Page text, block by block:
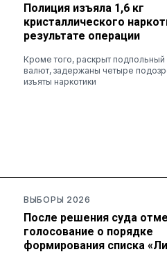
Полиция изъяла 1,6 кг
кристаллического
результате операции
Кроме того, раскрыт подпольный
валют, задержаны четыре
изъяты наркотики
ВЫБОРЫ 2026
После решения суда
голосование о порядке
формирования списка